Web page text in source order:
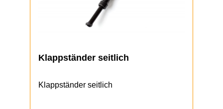
Klappständer seitlich
Klappständer seitlich